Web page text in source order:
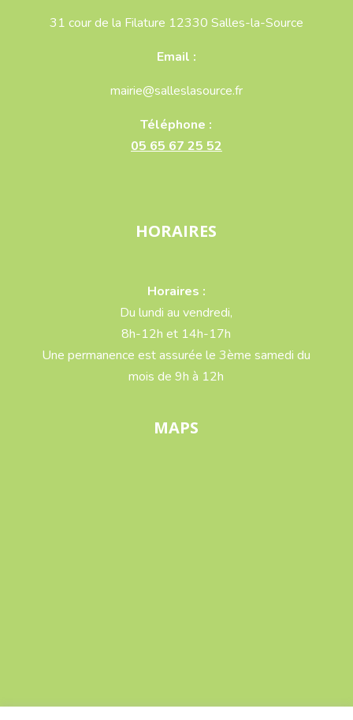
31 cour de la Filature 12330 Salles-la-Source
Email :
mairie@salleslasource.fr
Téléphone :
05 65 67 25 52
HORAIRES
Horaires :
Du lundi au vendredi,
8h-12h et 14h-17h
Une permanence est assurée le 3ème samedi du
mois de 9h à 12h
MAPS